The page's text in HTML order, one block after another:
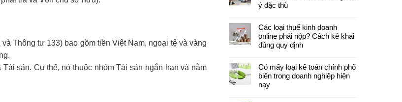
Thông tư 133) bao gồm tiền Việt Nam, ngoại tệ và vàng
sản. Cụ thể, nó thuộc nhóm Tài sản ngắn hạn và nằm
ý đặc thù
Các loại thuế kinh doanh
online phải nộp? Cách kê khai
đúng quy định
Có mấy loại kế toán chính phổ
biến trong doanh nghiệp hiện
nay